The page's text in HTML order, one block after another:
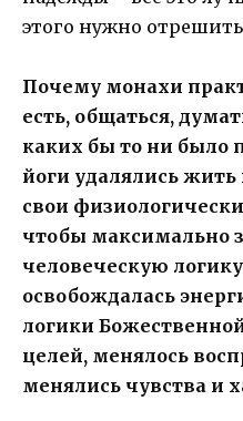
этого нужно
Почему монахи
есть, общаться,
каких бы то ни было
йоги удалялись
свои
чтобы максимально
человеческую
освобождалась
логики
целей, менялось
менялись чувства и